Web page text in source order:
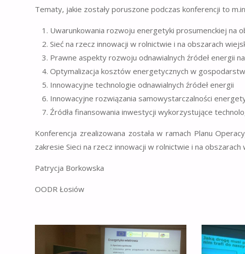
Tematy, jakie zostały poruszone podczas konferencji to
Uwarunkowania rozwoju energetyki prosumenckiej na
Sieć na rzecz innowacji w rolnictwie i na obszarach
Prawne aspekty rozwoju odnawialnych źródeł energii
Optymalizacja kosztów energetycznych w
Innowacyjne technologie odnawialnych źródeł energii
Innowacyjne rozwiązania samowystarczalności
Źródła finansowania inwestycji wykorzystujące
Konferencja zrealizowana została w ramach Planu
zakresie Sieci na rzecz innowacji w rolnictwie i na obszarach
Patrycja Borkowska
OODR Łosiów